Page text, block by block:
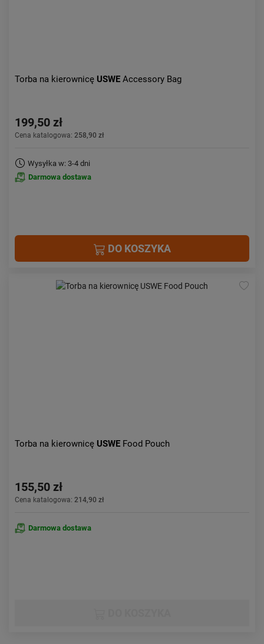
Torba na kierownicę USWE Accessory Bag
199,50 zł
Cena katalogowa: 258,90 zł
Wysyłka w: 3-4 dni
Darmowa dostawa
DO KOSZYKA
Torba na kierownicę USWE Food Pouch
155,50 zł
Cena katalogowa: 214,90 zł
Darmowa dostawa